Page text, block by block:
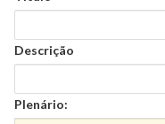
Descrição
Plenário: